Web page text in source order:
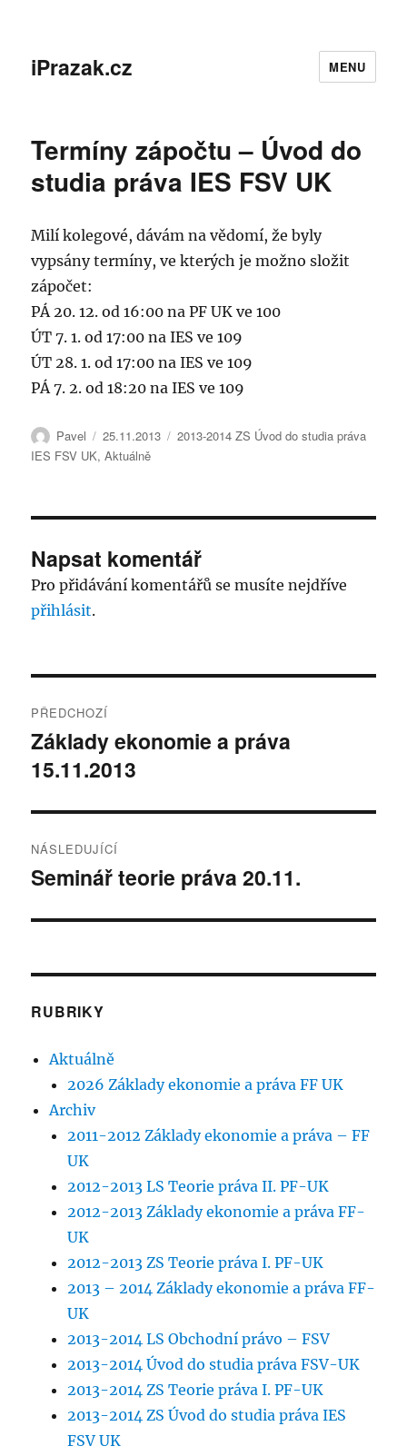
iPrazak.cz MENU
Termíny zápočtu – Úvod do
studia práva IES FSV UK
Milí kolegové, dávám na vědomí, že byly
vypsány termíny, ve kterých je možno složit
zápočet:
PÁ 20. 12. od 16:00 na PF UK ve 100
ÚT 7. 1. od 17:00 na IES ve 109
ÚT 28. 1. od 17:00 na IES ve 109
PÁ 7. 2. od 18:20 na IES ve 109
Autor:
Pavel Publikováno:
25.11.2013 Rubriky:
2013-2014 ZS Úvod do studia práva
IES FSV UK,Aktuálně
Napsat komentář
Pro přidávání komentářů se musíte nejdříve
přihlásit.
pro
příspěvek
PŘEDCHOZÍ
Předchozí
příspěvek:
Základy ekonomie a práva
15.11.2013
NÁSLEDUJÍCÍ
Následující
Seminář teorie práva 20.11.
RUBRIKY
Aktuálně
2026 Základy ekonomie a práva FF UK
Archiv
2011-2012 Základy ekonomie a práva – FF
UK
2012-2013 LS Teorie práva II. PF-UK
2012-2013 Základy ekonomie a práva FF-
UK
2012-2013 ZS Teorie práva I. PF-UK
2013 – 2014 Základy ekonomie a práva FF-
UK
2013-2014 LS Obchodní právo – FSV
2013-2014 Úvod do studia práva FSV-UK
2013-2014 ZS Teorie práva I. PF-UK
2013-2014 ZS Úvod do studia práva IES
FSV UK